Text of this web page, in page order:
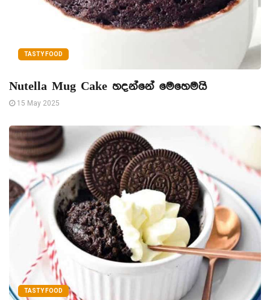
TASTY FOOD
Nutella Mug Cake හදන්නේ මෙහෙමයි
15 May 2025
TASTY FOOD